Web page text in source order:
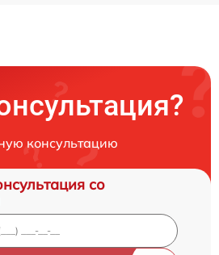
консультацию
со